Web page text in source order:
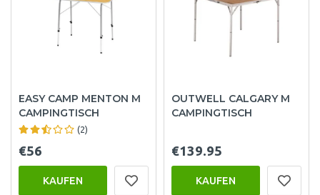
EASY CAMP MENTON M
CAMPINGTISCH
(2)
€56
KAUFEN
OUTWELL CALGARY M
CAMPINGTISCH
€139.95
KAUFEN